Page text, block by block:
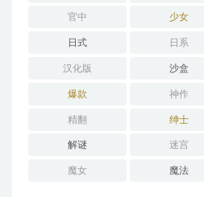
官中 少女
日式 日系
汉化版 沙盒
爆款 神作
精翻 绅士
解谜 迷宫
魔女 魔法